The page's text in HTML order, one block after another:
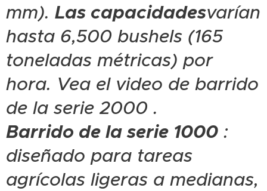
mm). Las capacidadesvarían
hasta 6,500 bushels (165
toneladas métricas) por
hora. Vea el video de barrido
de la serie 2000 .
Barrido de la serie 1000 :
diseñado para tareas
agrícolas ligeras a medianas,